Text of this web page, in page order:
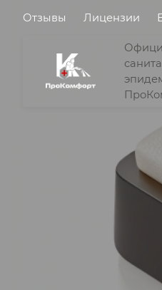
Отзывы Лицензии